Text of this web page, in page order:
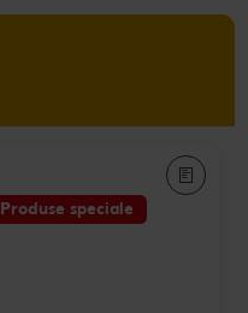
Produse speciale